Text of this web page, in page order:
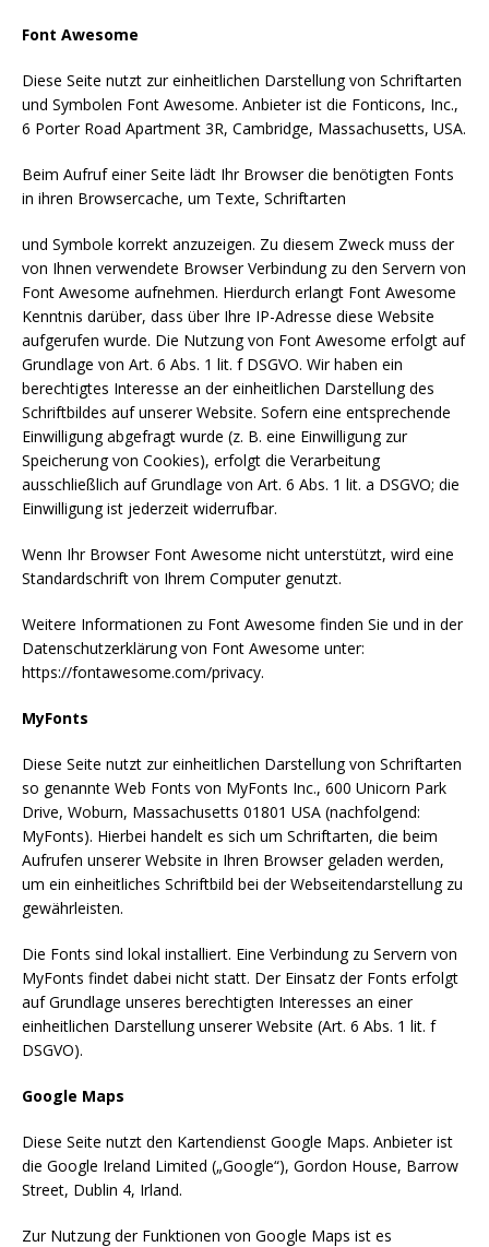
Font Awesome
Diese Seite nutzt zur einheitlichen Darstellung von Schriftarten
und Symbolen Font Awesome. Anbieter ist die Fonticons, Inc.,
6 Porter Road Apartment 3R, Cambridge, Massachusetts, USA.
Beim Aufruf einer Seite lädt Ihr Browser die benötigten Fonts
in ihren Browsercache, um Texte, Schriftarten
und Symbole korrekt anzuzeigen. Zu diesem Zweck muss der
von Ihnen verwendete Browser Verbindung zu den Servern von
Font Awesome aufnehmen. Hierdurch erlangt Font Awesome
Kenntnis darüber, dass über Ihre IP-Adresse diese Website
aufgerufen wurde. Die Nutzung von Font Awesome erfolgt auf
Grundlage von Art. 6 Abs. 1 lit. f DSGVO. Wir haben ein
berechtigtes Interesse an der einheitlichen Darstellung des
Schriftbildes auf unserer Website. Sofern eine entsprechende
Einwilligung abgefragt wurde (z. B. eine Einwilligung zur
Speicherung von Cookies), erfolgt die Verarbeitung
ausschließlich auf Grundlage von Art. 6 Abs. 1 lit. a DSGVO; die
Einwilligung ist jederzeit widerrufbar.
Wenn Ihr Browser Font Awesome nicht unterstützt, wird eine
Standardschrift von Ihrem Computer genutzt.
Weitere Informationen zu Font Awesome finden Sie und in der
Datenschutzerklärung von Font Awesome unter:
https://fontawesome.com/privacy.
MyFonts
Diese Seite nutzt zur einheitlichen Darstellung von Schriftarten
so genannte Web Fonts von MyFonts Inc., 600 Unicorn Park
Drive, Woburn, Massachusetts 01801 USA (nachfolgend:
MyFonts). Hierbei handelt es sich um Schriftarten, die beim
Aufrufen unserer Website in Ihren Browser geladen werden,
um ein einheitliches Schriftbild bei der Webseitendarstellung zu
gewährleisten.
Die Fonts sind lokal installiert. Eine Verbindung zu Servern von
MyFonts findet dabei nicht statt. Der Einsatz der Fonts erfolgt
auf Grundlage unseres berechtigten Interesses an einer
einheitlichen Darstellung unserer Website (Art. 6 Abs. 1 lit. f
DSGVO).
Google Maps
Diese Seite nutzt den Kartendienst Google Maps. Anbieter ist
die Google Ireland Limited („Google“), Gordon House, Barrow
Street, Dublin 4, Irland.
Zur Nutzung der Funktionen von Google Maps ist es